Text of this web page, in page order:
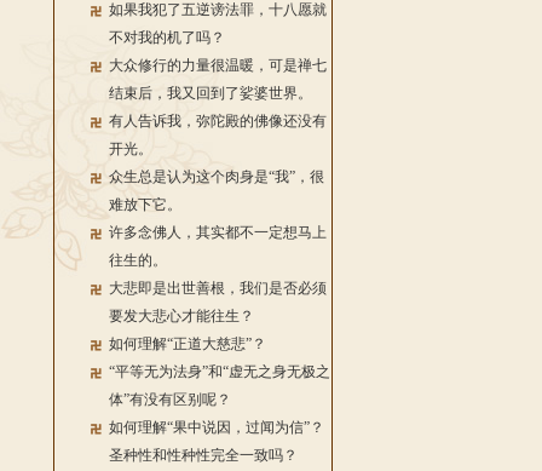
如果我犯了五逆谤法罪，十八愿就
不对我的机了吗？
大众修行的力量很温暖，可是禅七
结束后，我又回到了娑婆世界。
有人告诉我，弥陀殿的佛像还没有
开光。
众生总是认为这个肉身是“我”，很
难放下它。
许多念佛人，其实都不一定想马上
往生的。
大悲即是出世善根，我们是否必须
要发大悲心才能往生？
如何理解“正道大慈悲”？
“平等无为法身”和“虚无之身无极之
体”有没有区别呢？
如何理解“果中说因，过闻为信”？
圣种性和性种性完全一致吗？